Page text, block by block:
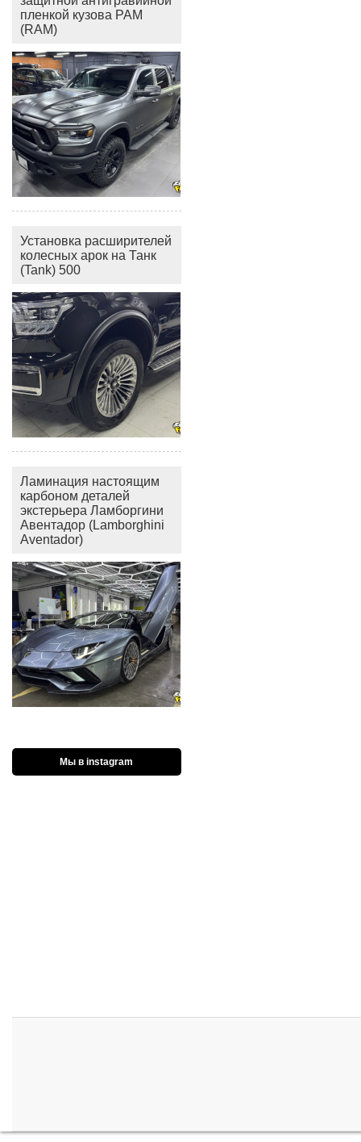
пленкой кузова РАМ
(RAM)
Установка расширителей
колесных арок на Танк
(Tank) 500
Ламинация настоящим
карбоном деталей
экстерьера Ламборгини
Авентадор (Lamborghini
Aventador)
Мы в instagram